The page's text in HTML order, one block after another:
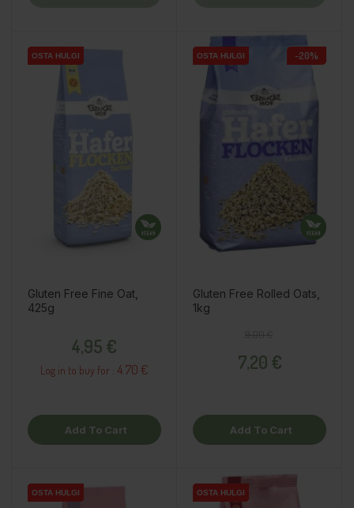
OSTA HULGI
OSTA HULGI
OSTA HULGI
Gluten Free Fine Oat,
425g
4,95 €
Log in to buy for : 4.70 €
Add To Cart
OSTA HULGI
OSTA HULGI
OSTA HULGI -20%
Gluten Free Rolled Oats,
1kg
7,20 €
Add To Cart
OSTA HULGI
OSTA HULGI
OSTA HULGI OSTA HULGI
OSTA HULGI
OSTA HULGI